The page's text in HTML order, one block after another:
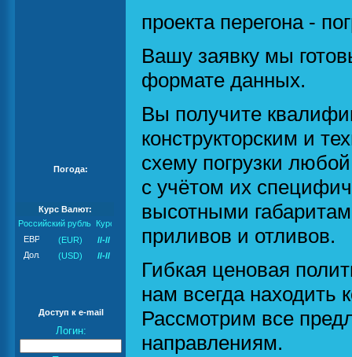
Погода:
Курс Валют:
Российский рубль
(EUR)
//-//
(USD)
//-//
Доступ к e-mail
Логин:
проекта перегона -
Вашу заявку мы
формате данных.
Вы получите
конструкторским и
схему погрузки
с учётом их
высотными
приливов и отливов.
Гибкая ценовая
нам всегда
Рассмотрим все
направлениям.